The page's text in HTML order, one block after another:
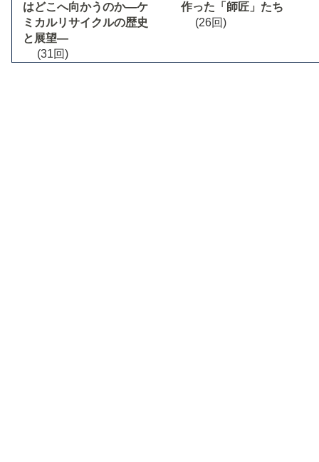
はどこへ向かうのか―ケ
ミカルリサイクルの歴史
と展望―
(31回)
作った「師匠」たち
(26回)